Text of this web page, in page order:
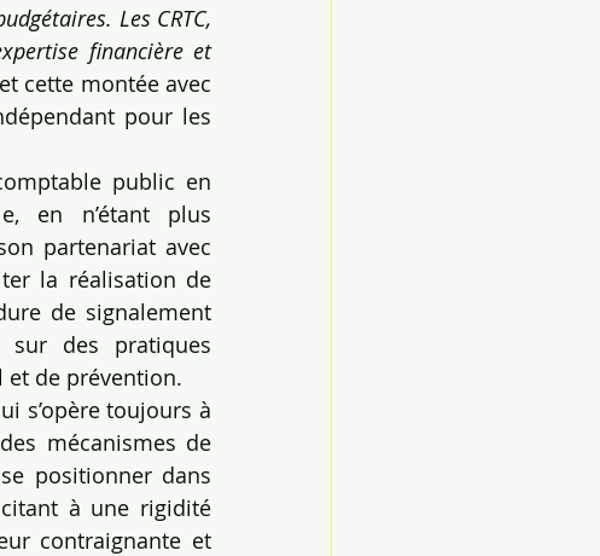
Les CRTC,
financière et
cette montée avec
pour les
public en
en n’étant plus
partenariat avec
la réalisation de
de signalement
sur des pratiques
et de prévention.
s’opère toujours à
mécanismes de
positionner dans
à une rigidité
contraignante et